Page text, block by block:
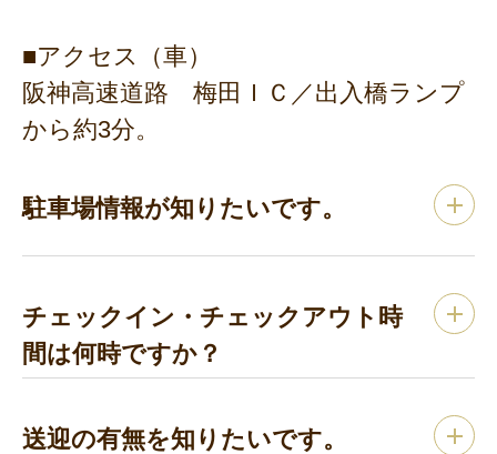
■アクセス（車）
阪神高速道路 梅田ＩＣ／出入橋ランプ
から約3分。
駐車場情報が知りたいです。
チェックイン・チェックアウト時
間は何時ですか？
送迎の有無を知りたいです。